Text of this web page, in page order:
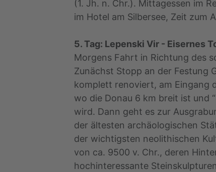
(1. Jh. n. Chr.). Mittagessen im
im Hotel am Silbersee, Zeit zum
5. Tag: Lepenski Vir - Eisernes
Morgens Fahrt in Richtung des
Zunächst Stopp an der Festung
komplett renoviert, am Eingang
wo die Donau 6 km breit ist und
wird. Dann geht es zur
der ältesten archäologischen
der wichtigsten neolithischen
von ca. 9500 v. Chr., deren
hochinteressante